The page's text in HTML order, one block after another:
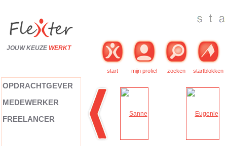
JOUW KEUZE WERKT
start mijn profiel zoeken startblokken
OPDRACHTGEVER
MEDEWERKER
FREELANCER